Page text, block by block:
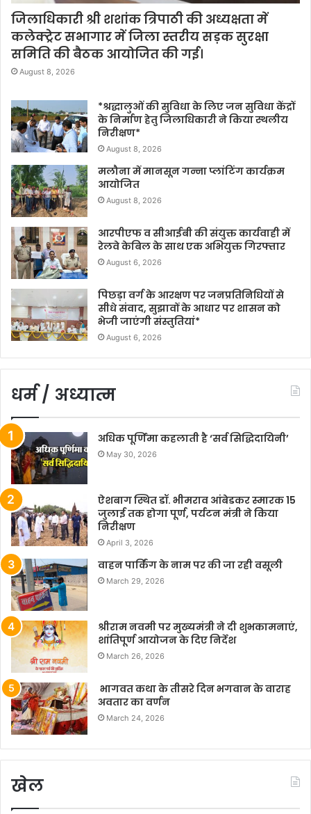
जिलाधिकारी श्री शशांक त्रिपाठी की अध्यक्षता में
कलेक्ट्रेट सभागार में जिला स्तरीय सड़क सुरक्षा
समिति की बैठक आयोजित की गई।
August 8, 2026
*श्रद्धालुओं की सुविधा के लिए जन सुविधा केंद्रों
के निर्माण हेतु जिलाधिकारी ने किया स्थलीय
निरीक्षण*
August 8, 2026
मलौना में मानसून गन्ना प्लांटिंग कार्यक्रम
आयोजित
August 8, 2026
आरपीएफ व सीआईबी की संयुक्त कार्यवाही में
रेलवे केबिल के साथ एक अभियुक्त गिरफ्तार
August 6, 2026
पिछड़ा वर्ग के आरक्षण पर जनप्रतिनिधियों से
सीधे संवाद, सुझावों के आधार पर शासन को
भेजी जाएंगी संस्तुतियां*
August 6, 2026
धर्म / अध्यात्म
अधिक पूर्णिमा कहलाती है ‘सर्व सिद्धिदायिनी’
May 30, 2026
ऐशबाग स्थित डॉ. भीमराव आंबेडकर स्मारक 15
जुलाई तक होगा पूर्ण, पर्यटन मंत्री ने किया
निरीक्षण
April 3, 2026
वाहन पार्किंग के नाम पर की जा रही वसूली
March 29, 2026
श्रीराम नवमी पर मुख्यमंत्री ने दी शुभकामनाएं,
शांतिपूर्ण आयोजन के दिए निर्देश
March 26, 2026
भागवत कथा के तीसरे दिन भगवान के वाराह
अवतार का वर्णन
March 24, 2026
खेल